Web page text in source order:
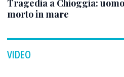
Tragedia a Chioggia:
morto in mare
VIDEO